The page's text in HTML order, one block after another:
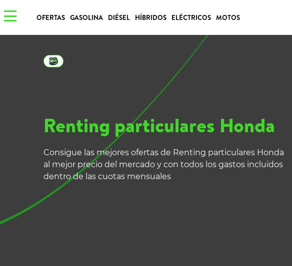
OFERTAS GASOLINA DIÉSEL HÍBRIDOS ELÉCTRICOS MOTOS
Renting particulares Honda
Consigue las mejores ofertas de Renting particulares Honda
al mejor precio del mercado y con todos los gastos incluidos
dentro de las cuotas mensuales